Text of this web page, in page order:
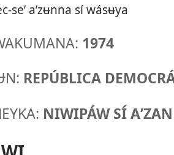
seʼ aʼzʉnna sí wásʉya
1974
REPÚBLICA
NIWIPÁW SÍ